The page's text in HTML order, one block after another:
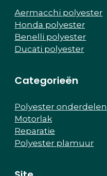
Aermacchi polyester
Honda polyester
Benelli polyester
Ducati polyester
Categorieën
Polyester onderdelen
Motorlak
Reparatie
Polyester plamuur